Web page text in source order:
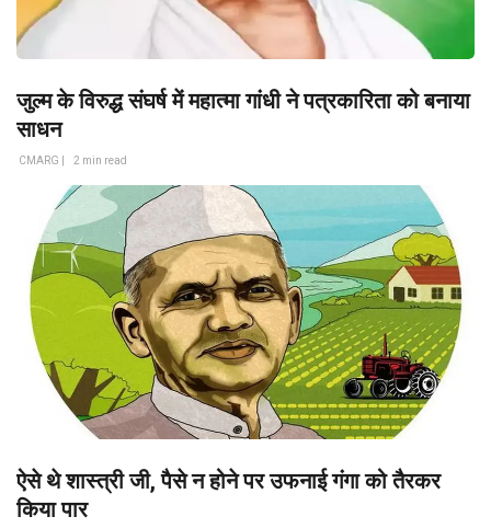
जुल्म के विरुद्ध संघर्ष में महात्मा गांधी ने पत्रकारिता को बनाया
साधन
CMARG | 2 min read
ऐसे थे शास्त्री जी, पैसे न होने पर उफनाई गंगा को तैरकर
किया पार